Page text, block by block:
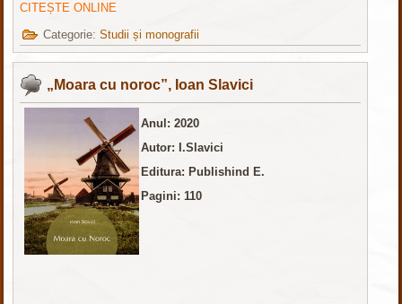
CITEȘTE ONLINE
Categorie:Studii și monografii
„Moara cu noroc”, Ioan Slavici
Anul: 2020
Autor: I.Slavici
Editura: Publishind E.
Pagini: 110